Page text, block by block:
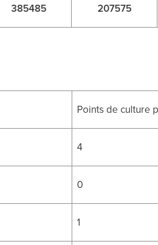
385485 207575
Points de culture
4
0
1